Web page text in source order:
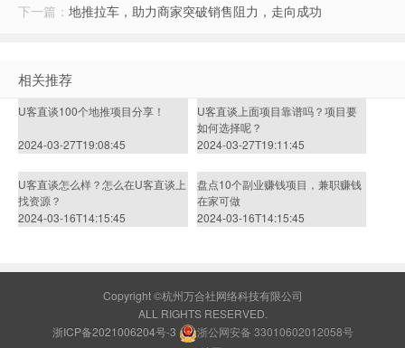
下一篇： 地推拉车，助力商家突破销售阻力，走向成功
相关推荐
U客直谈100个地推项目分享！
2024-03-27T19:08:45
U客直谈上面项目靠谱吗？项目要
如何选择呢？
2024-03-27T19:11:45
U客直谈怎么样？怎么在U客直谈上
找资源？
2024-03-16T14:15:45
盘点10个副业赚钱项目，兼职赚钱
在家可做
2024-03-16T14:15:45
Copyright ©杭州万合社网络科技有限公司
ALL RIGHTS RESERVED.
浙ICP备2021006204号-3
浙公网安备 33010602012058号